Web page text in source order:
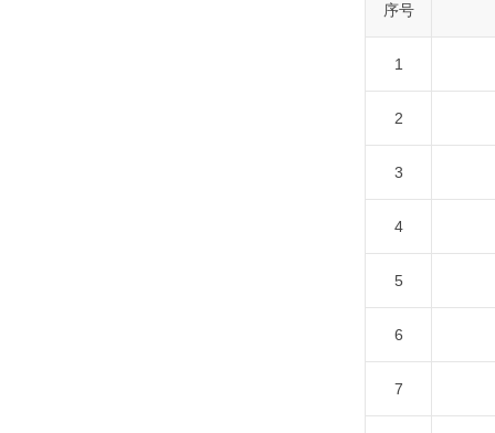
序号
1
2
3
4
5
6
7